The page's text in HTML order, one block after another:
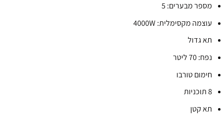
מספר מבערים: 5
עוצמה מקסימלית: 4000W
תא גדול
נפח: 70 ליטר
חימום טורבו
8 תוכניות
תא קטן